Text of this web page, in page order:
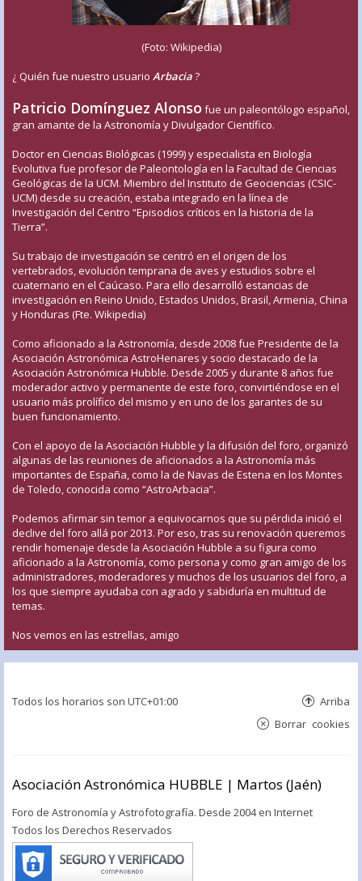
(Foto: Wikipedia)
¿ Quién fue nuestro usuario Arbacia?
Patricio Domínguez Alonso fue un paleontólogo español,
gran amante de la Astronomía y Divulgador Científico.
Doctor en Ciencias Biológicas (1999) y especialista en Biología
Evolutiva fue profesor de Paleontología en la Facultad de Ciencias
Geológicas de la UCM. Miembro del Instituto de Geociencias (CSIC-
UCM) desde su creación, estaba integrado en la línea de
Investigación del Centro “Episodios críticos en la historia de la
Tierra”.
Su trabajo de investigación se centró en el origen de los
vertebrados, evolución temprana de aves y estudios sobre el
cuaternario en el Caúcaso. Para ello desarrolló estancias de
investigación en Reino Unido, Estados Unidos, Brasil, Armenia, China
y Honduras (Fte. Wikipedia)
Como aficionado a la Astronomía, desde 2008 fue Presidente de la
Asociación Astronómica AstroHenares y socio destacado de la
Asociación Astronómica Hubble. Desde 2005 y durante 8 años fue
moderador activo y permanente de este foro, convirtiéndose en el
usuario más prolífico del mismo y en uno de los garantes de su
buen funcionamiento.
Con el apoyo de la Asociación Hubble y la difusión del foro, organizó
algunas de las reuniones de aficionados a la Astronomía más
importantes de España, como la de Navas de Estena en los Montes
de Toledo, conocida como “AstroArbacia”.
Podemos afirmar sin temor a equivocarnos que su pérdida inició el
declive del foro allá por 2013. Por eso, tras su renovación queremos
rendir homenaje desde la Asociación Hubble a su figura como
aficionado a la Astronomía, como persona y como gran amigo de los
administradores, moderadores y muchos de los usuarios del foro, a
los que siempre ayudaba con agrado y sabiduría en multitud de
temas.
Nos vemos en las estrellas, amigo
Todos los horarios son UTC+01:00 Arriba
Borrar cookies
Asociación Astronómica HUBBLE | Martos (Jaén)
Foro de Astronomía y Astrofotografía. Desde 2004 en Internet
Todos los Derechos Reservados